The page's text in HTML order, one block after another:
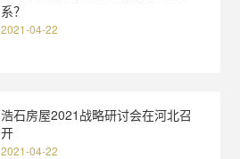
系？
2021-04-22
浩石房屋2021战略研讨会在河北召
开
2021-04-22